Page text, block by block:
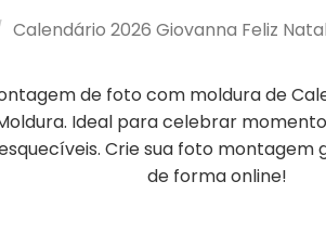
Calendário 2026 Giovanna Feliz
de foto com moldura de
Ideal para celebrar
Crie sua foto montagem
de forma online!